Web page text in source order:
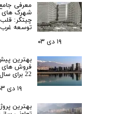
معرفی
شهرک‌ های
چیتگر: قلب
توسعه غرب
۱۹ دی ۰۳
بهترین
فروش های
22 برای سال 1403
۱۹ دی ۰۳
بهترین